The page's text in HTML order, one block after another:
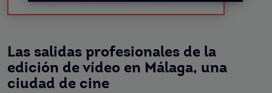
Las salidas profesionales de la
edición de vídeo en Málaga, una
ciudad de cine